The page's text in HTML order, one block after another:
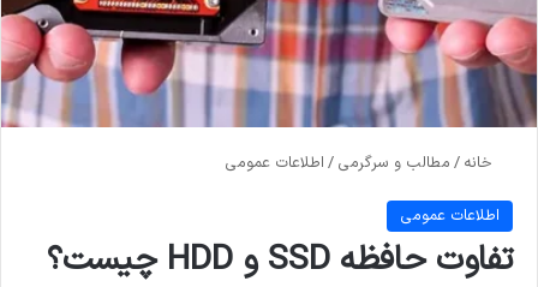
خانه / مطالب و سرگرمی / اطلاعات عمومی
اطلاعات عمومی
تفاوت حافظه SSD و HDD چیست؟